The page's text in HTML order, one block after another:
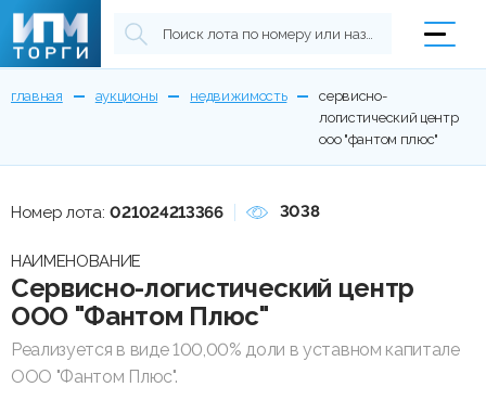
главная аукционы недвижимость
сервисно-
логистический центр
ооо "фантом плюс"
Номер лота: 021024213366 3038
НАИМЕНОВАНИЕ
Сервисно-логистический центр
ООО "Фантом Плюс"
Реализуется в виде 100,00% доли в уставном капитале
ООО "Фантом Плюс".